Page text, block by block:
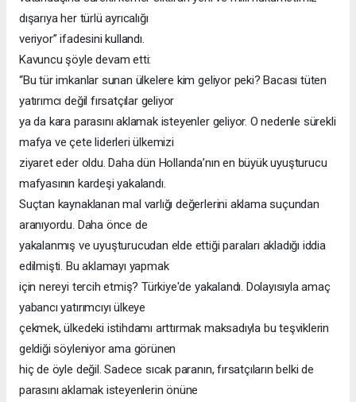
dışarıya her türlü ayrıcalığı
veriyor” ifadesini kullandı.
Kavuncu şöyle devam etti:
“Bu tür imkanlar sunan ülkelere kim geliyor peki? Bacası tüten
yatırımcı değil fırsatçılar geliyor
ya da kara parasını aklamak isteyenler geliyor. O nedenle sürekli
mafya ve çete liderleri ülkemizi
ziyaret eder oldu. Daha dün Hollanda’nın en büyük uyuşturucu
mafyasının kardeşi yakalandı.
Suçtan kaynaklanan mal varlığı değerlerini aklama suçundan
aranıyordu. Daha önce de
yakalanmış ve uyuşturucudan elde ettiği paraları akladığı iddia
edilmişti. Bu aklamayı yapmak
için nereyi tercih etmiş? Türkiye'de yakalandı. Dolayısıyla amaç
yabancı yatırımcıyı ülkeye
çekmek, ülkedeki istihdamı arttırmak maksadıyla bu teşviklerin
geldiği söyleniyor ama görünen
hiç de öyle değil. Sadece sıcak paranın, fırsatçıların belki de
parasını aklamak isteyenlerin önüne